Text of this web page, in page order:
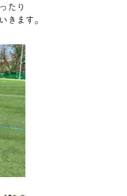
たり
きます。